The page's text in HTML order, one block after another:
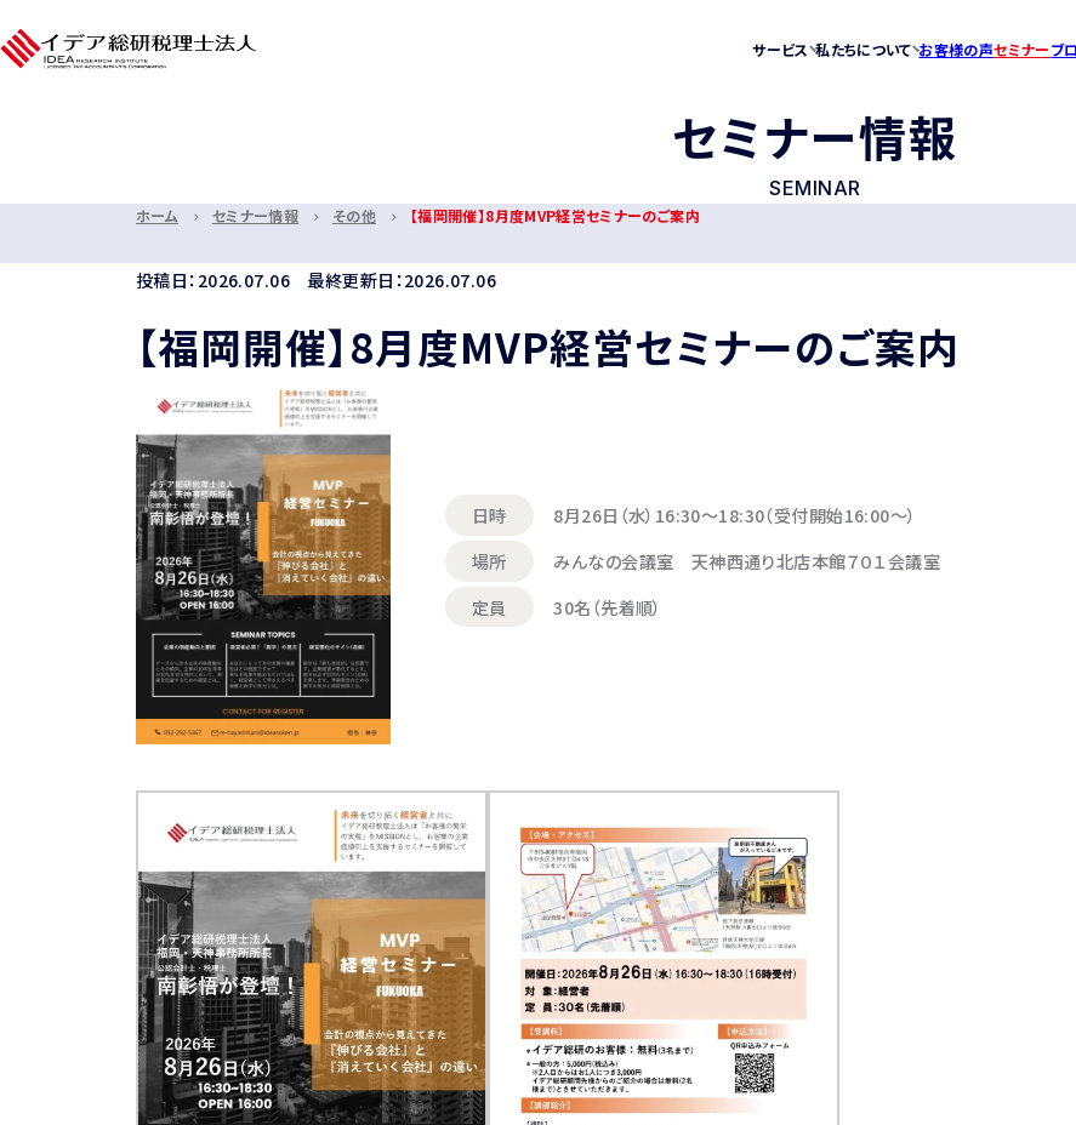
サービス
税務顧問
「医科・歯科」専門顧問サービス
私たちについて
法人概要
お客様の声セミナーブ
セミナー情報
SEMINAR
ホーム セミナー情報 その他 【福岡開催】8月度MVP経営セミナーのご案内
投稿日：2026.07.06 最終更新日：2026.07.06
【福岡開催】8月度MVP経営セミナーのご案内
日時
8月26日（水）16:30～18:30（受付開始16:00～）
場所
みんなの会議室 天神西通り北店本館７０１会議室
定員
30名（先着順）